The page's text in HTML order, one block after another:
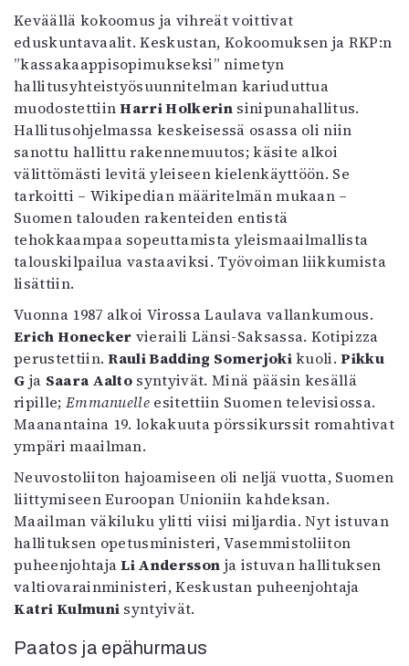
Keväällä kokoomus ja vihreät voittivat
eduskuntavaalit. Keskustan, Kokoomuksen ja RKP:n
”kassakaappisopimukseksi” nimetyn
hallitusyhteistyösuunnitelman kariuduttua
muodostettiinHarri Holkerinsinipunahallitus.
Hallitusohjelmassa keskeisessä osassa oli niin
sanottu hallittu rakennemuutos; käsite alkoi
välittömästi levitä yleiseen kielenkäyttöön. Se
tarkoitti – Wikipedian määritelmän mukaan –
Suomen talouden rakenteiden entistä
tehokkaampaa sopeuttamista yleismaailmallista
talouskilpailua vastaaviksi. Työvoiman liikkumista
lisättiin.
Vuonna 1987 alkoi Virossa Laulava vallankumous.
Erich Honecker vieraili Länsi-Saksassa. Kotipizza
perustettiin.Rauli Badding Somerjokikuoli.Pikku
G ja Saara Aalto syntyivät. Minä pääsin kesällä
ripille; Emmanuelle esitettiin Suomen televisiossa.
Maanantaina 19. lokakuuta pörssikurssit romahtivat
ympäri maailman.
Neuvostoliiton hajoamiseen oli neljä vuotta, Suomen
liittymiseen Euroopan Unioniin kahdeksan.
Maailman väkiluku ylitti viisi miljardia. Nyt istuvan
hallituksen opetusministeri, Vasemmistoliiton
puheenjohtajaLi Andersson ja istuvan hallituksen
valtiovarainministeri, Keskustan puheenjohtaja
Katri Kulmuni syntyivät.
Paatos ja epähurmaus